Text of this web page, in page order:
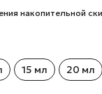
накопительной
15 мл 20 мл